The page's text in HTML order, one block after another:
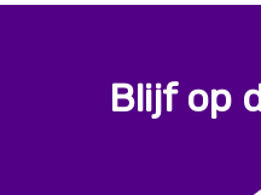
Blijf op